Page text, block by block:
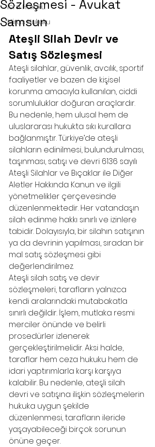
İcra Hukuku
Miras Hukuku
Sözleşmesi - Avukat
Samsun
Ateşli Silah Devir ve
Satış Sözleşmesi
Ateşli silahlar, güvenlik, avcılık, sportif
faaliyetler ve bazen de kişisel
korunma amacıyla kullanılan, ciddi
sorumluluklar doğuran araçlardır.
Bu nedenle, hem ulusal hem de
uluslararası hukukta sıkı kurallara
bağlanmıştır. Türkiye’de ateşli
silahların edinilmesi, bulundurulması,
taşınması, satışı ve devri 6136 sayılı
Ateşli Silahlar ve Bıçaklar ile Diğer
Aletler Hakkında Kanun ve ilgili
yönetmelikler çerçevesinde
düzenlenmektedir. Her vatandaşın
silah edinme hakkı sınırlı ve izinlere
tabidir. Dolayısıyla, bir silahın satışının
ya da devrinin yapılması, sıradan bir
mal satış sözleşmesi gibi
değerlendirilmez.
Ateşli silah satış ve devir
sözleşmeleri, tarafların yalnızca
kendi aralarındaki mutabakatla
sınırlı değildir. İşlem, mutlaka resmi
merciler önünde ve belirli
prosedürler izlenerek
gerçekleştirilmelidir. Aksi halde,
taraflar hem ceza hukuku hem de
idari yaptırımlarla karşı karşıya
kalabilir. Bu nedenle, ateşli silah
devri ve satışına ilişkin sözleşmelerin
hukuka uygun şekilde
düzenlenmesi, tarafların ileride
yaşayabileceği birçok sorunun
önüne geçer.